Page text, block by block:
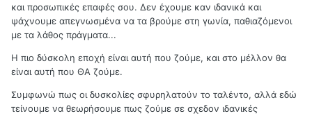
και προσωπικές επαφές σου. Δεν έχουμε καν ιδανικά και
ψάχνουμε απεγνωσμένα να τα βρούμε στη γωνία, παθιαζόμενοι
με τα λάθος πράγματα...
Η πιο δύσκολη εποχή είναι αυτή που ζούμε, και στο μέλλον θα
είναι αυτή που ΘΑ ζούμε.
Συμφωνώ πως οι δυσκολίες σφυρηλατούν το ταλέντο, αλλά εδώ
τείνουμε να θεωρήσουμε πως ζούμε σε σχεδον ιδανικές